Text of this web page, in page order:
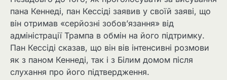
пана Кеннеді, пан Кессіді заявив у своїй заяві, що
він отримав «серйозні зобов’язання» від
адміністрації Трампа в обмін на його підтримку.
Пан Кессіді сказав, що він вів інтенсивні розмови
як з паном Кеннеді, так і з Білим домом після
слухання про його підтвердження.